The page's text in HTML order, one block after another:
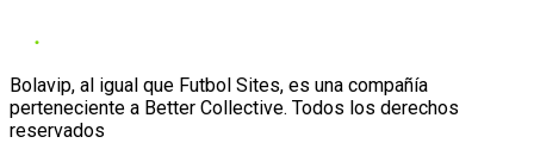
Bolavip, al igual que Futbol Sites, es una compañía
perteneciente a Better Collective. Todos los derechos
reservados